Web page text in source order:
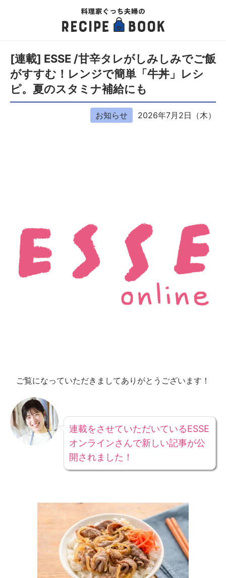
[連載] ESSE /甘辛タレがしみしみでご飯
がすすむ！レンジで簡単「牛丼」レシ
ピ。夏のスタミナ補給にも
お知らせ 2026年7月2日（木）
ご覧になっていただきましてありがとうございます！
連載をさせていただいているESSE
オンラインさんで新しい記事が公
開されました！